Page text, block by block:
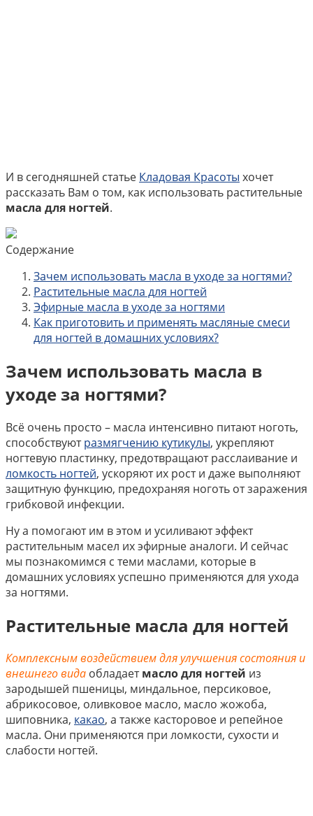
И в сегодняшней статье Кладовая Красоты хочет
рассказать Вам о том, как использовать растительные
масла для ногтей.
Содержание
Зачем использовать масла в уходе за ногтями?
Растительные масла для ногтей
Эфирные масла в уходе за ногтями
Как приготовить и применять масляные смеси
для ногтей в домашних условиях?
Зачем использовать масла в
уходе за ногтями?
Всё очень просто – масла интенсивно питают ноготь,
способствуютразмягчению кутикулы, укрепляют
ногтевую пластинку, предотвращают расслаивание и
ломкость ногтей, ускоряют их рост и даже выполняют
защитную функцию, предохраняя ноготь от заражения
грибковой инфекции.
Ну а помогают им в этом и усиливают эффект
растительным масел их эфирные аналоги. И сейчас
мы познакомимся с теми маслами, которые в
домашних условиях успешно применяются для ухода
за ногтями.
Растительные масла для ногтей
Комплексным воздействием для улучшения состояния и
внешнего вида обладаетмасло для ногтей из
зародышей пшеницы, миндальное, персиковое,
абрикосовое, оливковое масло, масло жожоба,
шиповника, какао, а также касторовое и репейное
масла. Они применяются при ломкости, сухости и
слабости ногтей.